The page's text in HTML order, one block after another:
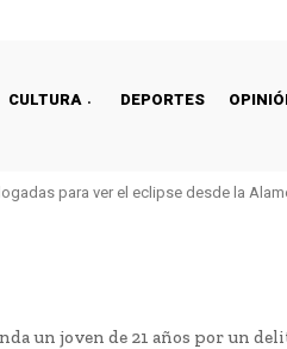
CULTURA DEPORTES
para ver el eclipse desde la
un joven de 21 años por un